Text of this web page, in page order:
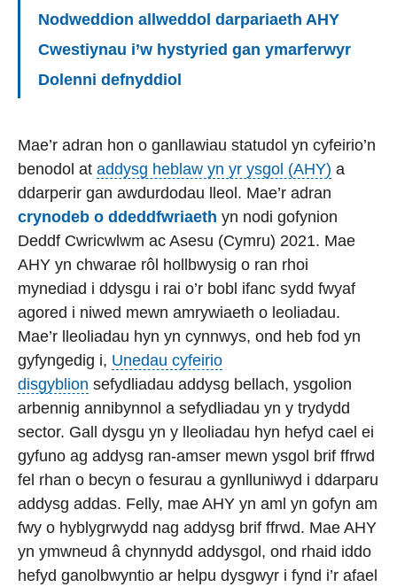
Nodweddion allweddol darpariaeth AHY
Cwestiynau i’w hystyried gan ymarferwyr
Dolenni defnyddiol
Mae’r adran hon o ganllawiau statudol yn cyfeirio’n
benodol at addysg heblaw yn yr ysgol (AHY) a
ddarperir gan awdurdodau lleol. Mae’r adran
crynodeb o ddeddfwriaeth yn nodi gofynion
Deddf Cwricwlwm ac Asesu (Cymru) 2021. Mae
AHY yn chwarae rôl hollbwysig o ran rhoi
mynediad i ddysgu i rai o’r bobl ifanc sydd fwyaf
agored i niwed mewn amrywiaeth o leoliadau.
Mae’r lleoliadau hyn yn cynnwys, ond heb fod yn
gyfyngedig i, Unedau cyfeirio
disgyblion sefydliadau addysg bellach, ysgolion
arbennig annibynnol a sefydliadau yn y trydydd
sector. Gall dysgu yn y lleoliadau hyn hefyd cael ei
gyfuno ag addysg ran-amser mewn ysgol brif ffrwd
fel rhan o becyn o fesurau a gynlluniwyd i ddarparu
addysg addas. Felly, mae AHY yn aml yn gofyn am
fwy o hyblygrwydd nag addysg brif ffrwd. Mae AHY
yn ymwneud â chynnydd addysgol, ond rhaid iddo
hefyd ganolbwyntio ar helpu dysgwyr i fynd i’r afael